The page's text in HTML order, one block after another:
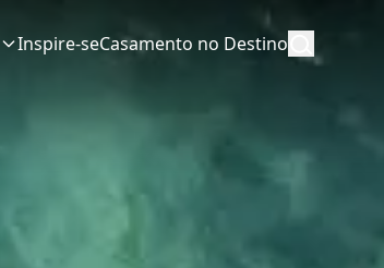
Inspire-seCasamento no Destino